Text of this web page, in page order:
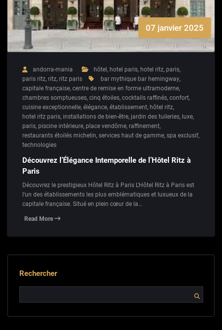
07 janvier 2025
andorra-mania hôtel, hotel paris, hotel ritz, paris,
paris ritz, ritz, ritz paris bar mythique bar hemingway,
capitale française, centre de remise en forme ultramoderne,
chambres somptueuses, cinq étoiles, cocktails raffinés, confort,
cuisine exceptionnelle, élégance, établissement, hôtel ritz,
hotel ritz paris, installations de bien-être, jardin des tuileries, luxe,
paris, piscine intérieure, place vendôme, raffinement,
restaurants étoilés michelin, services haut de gamme, spa exclusif,
technologies
Découvrez l’Élégance Intemporelle de l’Hôtel Ritz à
Paris
Découvrez le prestigieux Hôtel Ritz à Paris L'Hôtel Ritz à Paris est
l'un des établissements les plus emblématiques et luxueux de la
capitale française. Situé en plein cœur de la…
Read More
Rechercher